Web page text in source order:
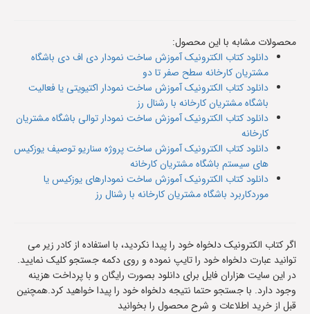
محصولات مشابه با این محصول:
دانلود کتاب الکترونیک آموزش ساخت نمودار دی اف دی باشگاه
مشتریان کارخانه سطح صفر تا دو
دانلود کتاب الکترونیک آموزش ساخت نمودار اکتیویتی یا فعالیت
باشگاه مشتریان کارخانه با رشنال رز
دانلود کتاب الکترونیک آموزش ساخت نمودار توالی باشگاه مشتریان
کارخانه
دانلود کتاب الکترونیک آموزش ساخت پروژه سناریو توصیف یوزکیس
های سیستم باشگاه مشتریان کارخانه
دانلود کتاب الکترونیک آموزش ساخت نمودارهای یوزکیس یا
موردکاربرد باشگاه مشتریان کارخانه با رشنال رز
اگر کتاب الکترونیک دلخواه خود را پیدا نکردید، با استفاده از کادر زیر می
توانید عبارت دلخواه خود را تایپ نموده و روی دکمه جستجو کلیک نمایید.
در این سایت هزاران فایل برای دانلود بصورت رایگان و با پرداخت هزینه
وجود دارد. با جستجو حتما نتیجه دلخواه خود را پیدا خواهید کرد.همچنین
قبل از خرید اطلاعات و شرح محصول را بخوانید